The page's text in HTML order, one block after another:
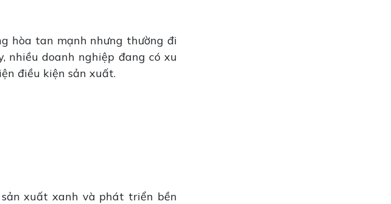
hòa tan mạnh nhưng thường đi
nhiều doanh nghiệp đang có xu
điều kiện sản xuất.
xuất xanh và phát triển bền